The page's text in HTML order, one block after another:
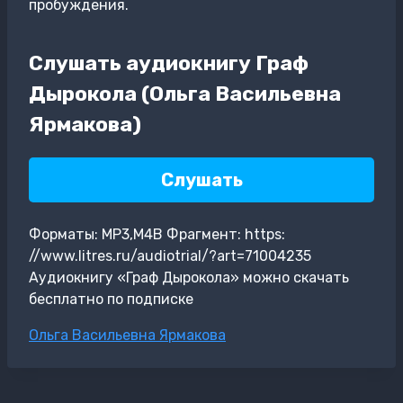
пробуждения.
Слушать аудиокнигу Граф
Дырокола (Ольга Васильевна
Ярмакова)
Слушать
Форматы: MP3,M4B Фрагмент: https:
//www.litres.ru/audiotrial/?art=71004235
Аудиокнигу «Граф Дырокола» можно скачать
бесплатно по подписке
Метки
Ольга Васильевна Ярмакова